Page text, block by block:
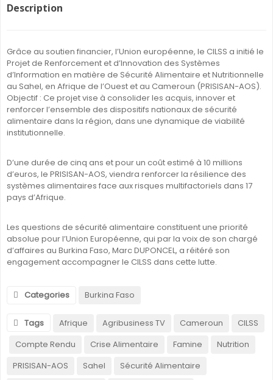
Description
Grâce au soutien financier, l’Union européenne, le CILSS a initié le
Projet de Renforcement et d’Innovation des Systèmes
d’Information en matière de Sécurité Alimentaire et Nutritionnelle
au Sahel, en Afrique de l’Ouest et au Cameroun (PRISISAN-AOS).
Objectif : Ce projet vise à consolider les acquis, innover et
renforcer l’ensemble des dispositifs nationaux de sécurité
alimentaire dans la région, dans une dynamique de viabilité
institutionnelle.
D’une durée de cinq ans et pour un coût estimé à 10 millions
d’euros, le PRISISAN-AOS, viendra renforcer la résilience des
systèmes alimentaires face aux risques multifactoriels dans 17
pays d’Afrique.
Les questions de sécurité alimentaire constituent une priorité
absolue pour l’Union Européenne, qui par la voix de son chargé
d’affaires au Burkina Faso, Marc DUPONCEL, a réitéré son
engagement accompagner le CILSS dans cette lutte.
Categories Burkina Faso
Tags Afrique Agribusiness TV Cameroun
CILSS
Compte Rendu
Crise Alimentaire Famine
Nutrition
PRISISAN-AOS
Sahel
Sécurité Alimentaire